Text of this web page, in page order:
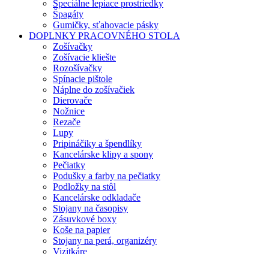
Špeciálne lepiace prostriedky
Špagáty
Gumičky, sťahovacie pásky
DOPLNKY PRACOVNÉHO STOLA
Zošívačky
Zošívacie kliešte
Rozošívačky
Spínacie pištole
Náplne do zošívačiek
Dierovače
Nožnice
Rezače
Lupy
Pripináčiky a špendlíky
Kancelárske klipy a spony
Pečiatky
Podušky a farby na pečiatky
Podložky na stôl
Kancelárske odkladače
Stojany na časopisy
Zásuvkové boxy
Koše na papier
Stojany na perá, organizéry
Vizitkáre